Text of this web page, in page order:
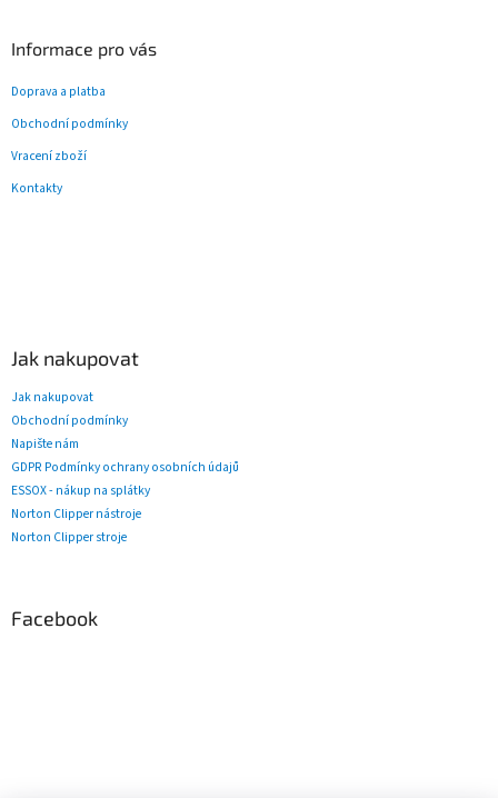
Informace pro vás
Doprava a platba
Obchodní podmínky
Vracení zboží
Kontakty
Jak nakupovat
Jak nakupovat
Obchodní podmínky
Napište nám
GDPR Podmínky ochrany osobních údajů
ESSOX - nákup na splátky
Norton Clipper nástroje
Norton Clipper stroje
Facebook